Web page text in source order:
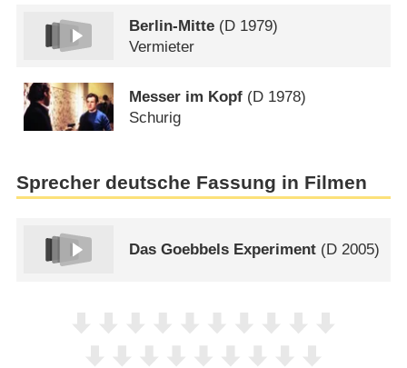
Berlin-Mitte (D 1979)
Vermieter
Messer im Kopf (D 1978)
Schurig
Sprecher deutsche Fassung in Filmen
Das Goebbels Experiment (D 2005)